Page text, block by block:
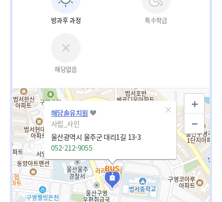
방과후 과정 특수학급
해당없음
해담솔유치원
사립_사인
울산광역시 울주군 대리1길 13-3
052-212-9055